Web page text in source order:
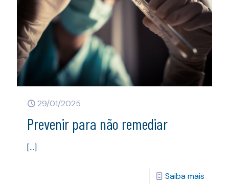
29/01/2025
Prevenir para não remediar
[…]
Saiba mais